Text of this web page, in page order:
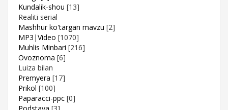
Kundalik-shou [13]
Realiti serial
Mashhur ko'targan mavzu [2]
MP3|Video [1070]
Muhlis Minbari [216]
Ovoznoma [6]
Luiza bilan
Premyera [17]
Prikol [100]
Paparacci-ppc [0]